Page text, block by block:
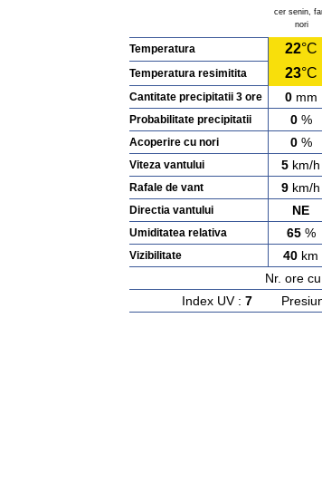
cer senin,
nori
Temperatura 22°C
Temperatura resimitita 23°C
Cantitate precipitatii 3 ore 0mm
Probabilitate precipitatii 0%
Acoperire cu nori 0%
Viteza vantului 5 km/h
Rafale de vant 9 km/h
Directia vantului NE
Umiditatea relativa 65%
Vizibilitate 40 km
Nr. ore
Index UV : 7